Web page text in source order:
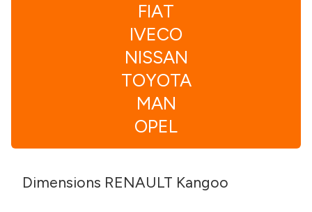
FIAT
IVECO
NISSAN
TOYOTA
MAN
OPEL
Dimensions RENAULT Kangoo